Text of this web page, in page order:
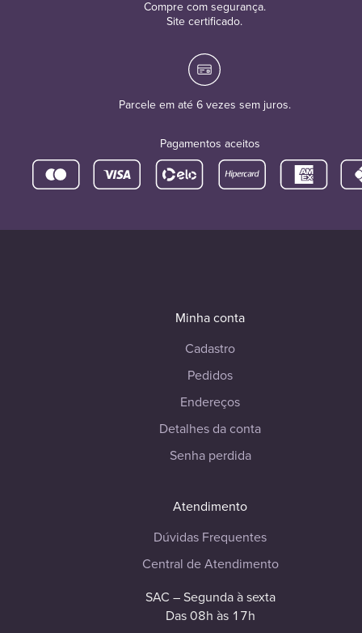
Compre com segurança.
Site certificado.
Parcele em até 6 vezes sem juros.
Pagamentos aceitos
Minha conta
Cadastro
Pedidos
Endereços
Detalhes da conta
Senha perdida
Atendimento
Dúvidas Frequentes
Central de Atendimento
SAC – Segunda à sexta
Das 08h às 17h